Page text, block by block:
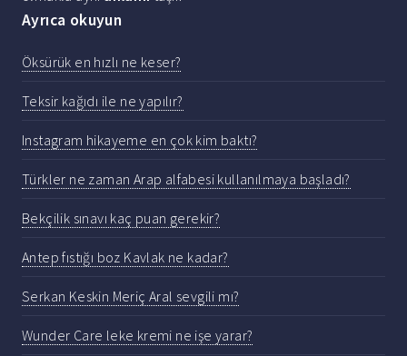
Ayrıca okuyun
Öksürük en hızlı ne keser?
Teksir kağıdı ile ne yapılır?
Instagram hikayeme en çok kim baktı?
Türkler ne zaman Arap alfabesi kullanılmaya başladı?
Bekçilik sınavı kaç puan gerekir?
Antep fıstığı boz Kavlak ne kadar?
Serkan Keskin Meriç Aral sevgili mı?
Wunder Care leke kremi ne işe yarar?